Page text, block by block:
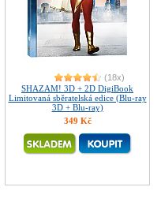
(18x)
SHAZAM! 3D + 2D DigiBook
Limitovaná sběratelská edice (Blu-ray
3D + Blu-ray)
349 Kč